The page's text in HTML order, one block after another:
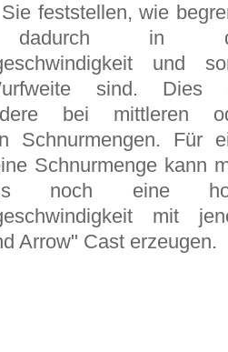
feststellen, wie
in
und
sind. Dies
bei mittleren
Schnurmengen. Für
Schnurmenge kann
noch eine
mit
Arrow" Cast erzeugen.